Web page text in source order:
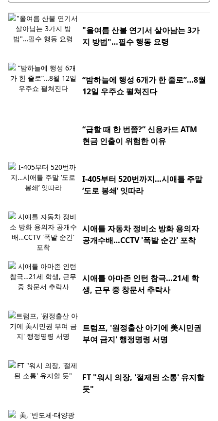
"올여름 산불 연기서 살아남는 3가
지 방법"…필수 행동 요령
“밤하늘에 행성 6개가 한 줄로”…8월
12일 우주쇼 펼쳐진다
“급할 때 한 번쯤?” 신용카드 ATM
현금 인출이 위험한 이유
I-405부터 520번까지…시애틀 주말
‘도로 봉쇄’ 잇따라
시애틀 자동차 정비소 방화 용의자
공개수배…CCTV '폭발 순간' 포착
시애틀 아마존 인턴 참극…21세 학
생, 근무 중 창문서 추락사
트럼프, '원정출산 아기에 美시민권
부여 금지' 행정명령 서명
FT "워시 의장, '절제된 소통' 유지할
듯"